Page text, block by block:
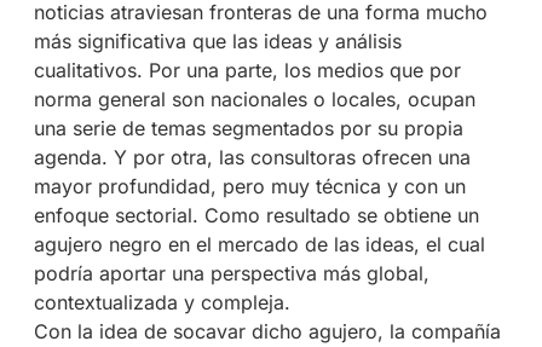
noticias atraviesan fronteras de una forma mucho
más significativa que las ideas y análisis
cualitativos. Por una parte, los medios que por
norma general son nacionales o locales, ocupan
una serie de temas segmentados por su propia
agenda. Y por otra, las consultoras ofrecen una
mayor profundidad, pero muy técnica y con un
enfoque sectorial. Como resultado se obtiene un
agujero negro en el mercado de las ideas, el cual
podría aportar una perspectiva más global,
contextualizada y compleja.
Con la idea de socavar dicho agujero, la compañía